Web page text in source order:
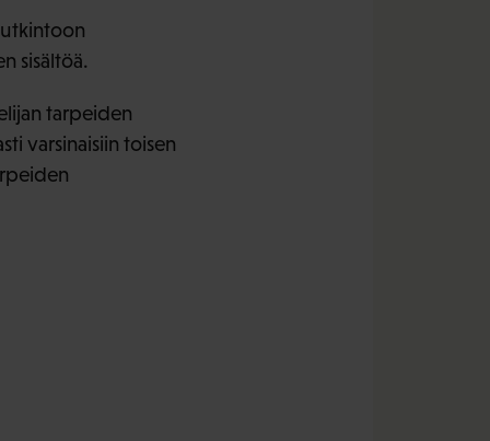
sisältöä.
tarpeiden
varsinaisiin toisen